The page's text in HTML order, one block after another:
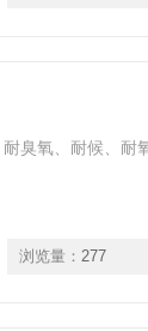
臭氧、耐候、耐
浏览量： 277